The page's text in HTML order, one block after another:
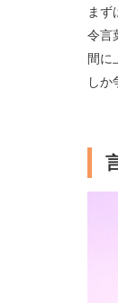
まず
令言
間に
しか